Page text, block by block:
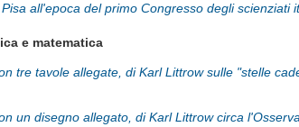
all'epoca del primo Congresso degli scienziati
e matematica
tre tavole allegate, di Karl Littrow sulle "stelle
un disegno allegato, di Karl Littrow circa